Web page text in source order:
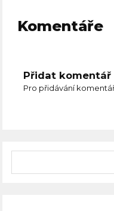
Komentáře
Přidat komentář
Pro přidávání